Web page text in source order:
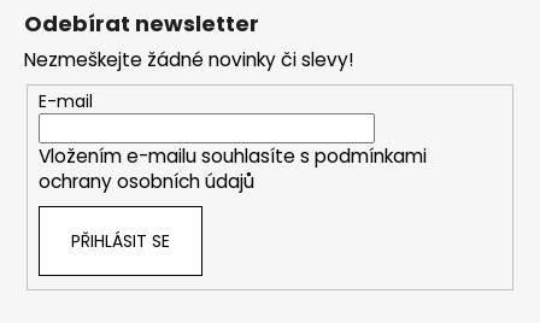
Odebírat newsletter
Nezmeškejte žádné novinky či slevy!
E-mail
Vložením e-mailu souhlasíte s podmínkami
ochrany osobních údajů
PŘIHLÁSIT SE